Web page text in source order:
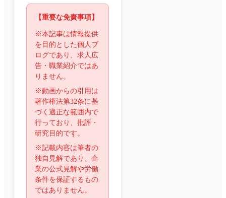
【重要な免責事項】
※本記事は情報提供
を目的とした個人ブ
ログであり、求人広
告・職業紹介ではあ
りません。
※動画からの引用は
著作権法第32条に基
づく適正な範囲内で
行っており、批評・
研究目的です。
※記載内容は筆者の
独自見解であり、企
業の公式見解や労働
条件を保証するもの
ではありません。